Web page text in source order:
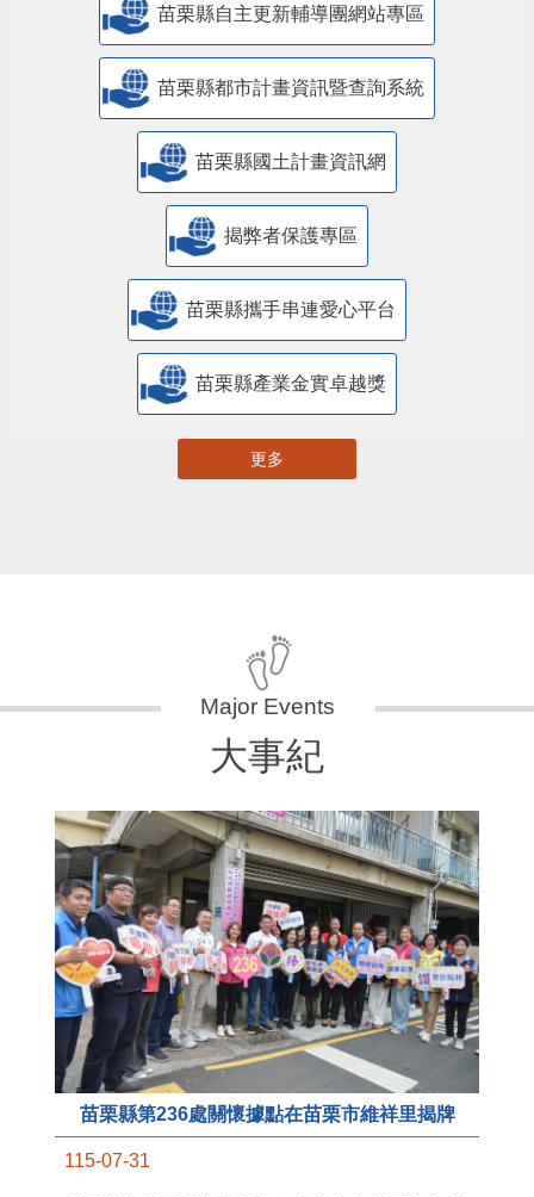
苗栗縣自主更新輔導團網站專區
苗栗縣都市計畫資訊暨查詢系統
苗栗縣國土計畫資訊網
揭弊者保護專區
苗栗縣攜手串連愛心平台
苗栗縣產業金實卓越獎
更多
大事紀
苗栗縣第236處關懷據點在苗栗市維祥里揭牌
115-07-31